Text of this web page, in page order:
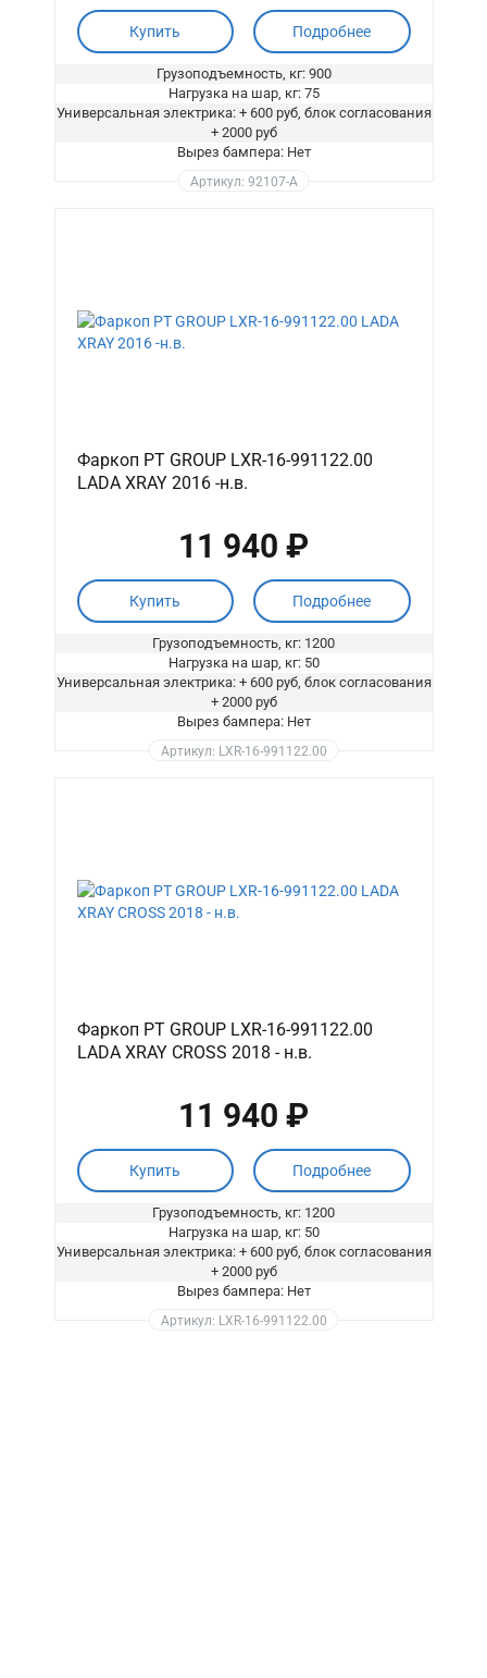
Купить Подробнее
Грузоподъемность, кг: 900
Нагрузка на шар, кг: 75
Универсальная электрика: + 600 руб, блок согласования
+ 2000 руб
Вырез бампера: Нет
Артикул: 92107-A
Фаркоп PT GROUP LXR-16-991122.00
LADA XRAY 2016 -н.в.
11 940 ₽
Купить Подробнее
Грузоподъемность, кг: 1200
Нагрузка на шар, кг: 50
Универсальная электрика: + 600 руб, блок согласования
+ 2000 руб
Вырез бампера: Нет
Артикул: LXR-16-991122.00
Фаркоп PT GROUP LXR-16-991122.00
LADA XRAY CROSS 2018 - н.в.
11 940 ₽
Купить Подробнее
Грузоподъемность, кг: 1200
Нагрузка на шар, кг: 50
Универсальная электрика: + 600 руб, блок согласования
+ 2000 руб
Вырез бампера: Нет
Артикул: LXR-16-991122.00